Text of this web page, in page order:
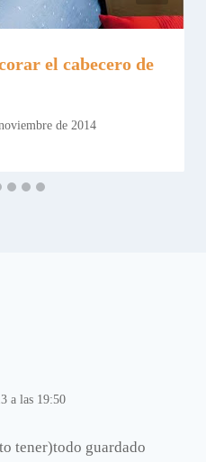
el cabecero de
de 2014
a las 19:50
tener)todo guardado